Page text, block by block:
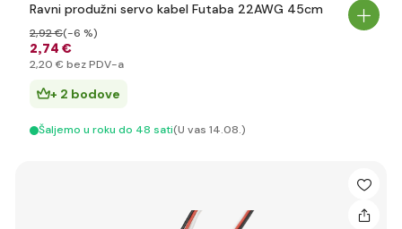
Ravni produžni servo kabel Futaba 22AWG 45cm
2,74 €
2,92 €(-6 %)
2,20 € bez PDV-a
+ 2 bodove
Šaljemo u roku do 48 sati(U vas 14.08.)